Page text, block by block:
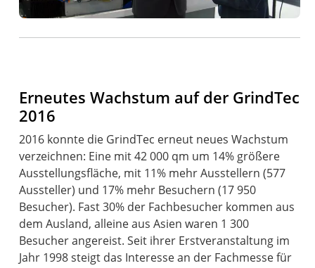
Erneutes Wachstum auf der GrindTec
2016
2016 konnte die GrindTec erneut neues Wachstum
verzeichnen: Eine mit 42 000 qm um 14% größere
Ausstellungsfläche, mit 11% mehr Ausstellern (577
Aussteller) und 17% mehr Besuchern (17 950
Besucher). Fast 30% der Fachbesucher kommen aus
dem Ausland, alleine aus Asien waren 1 300
Besucher angereist. Seit ihrer Erstveranstaltung im
Jahr 1998 steigt das Interesse an der Fachmesse für